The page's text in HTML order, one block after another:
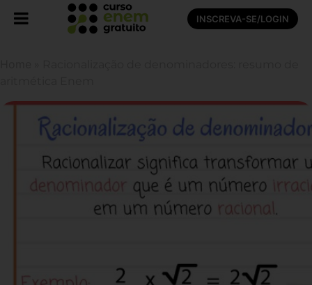
INSCREVA-SE/LOGIN